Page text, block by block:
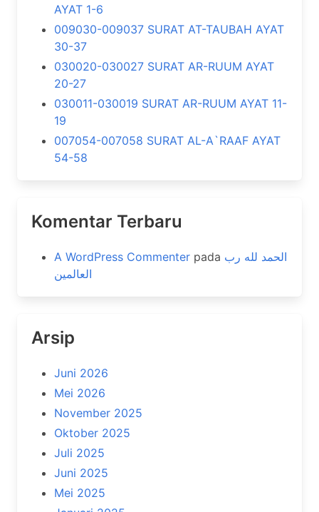
AYAT 1-6
009030-009037 SURAT AT-TAUBAH AYAT
30-37
030020-030027 SURAT AR-RUUM AYAT
20-27
030011-030019 SURAT AR-RUUM AYAT 11-
19
007054-007058 SURAT AL-A`RAAF AYAT
54-58
Komentar Terbaru
A WordPress Commenter pada الحمد لله رب
العالمين
Arsip
Juni 2026
Mei 2026
November 2025
Oktober 2025
Juli 2025
Juni 2025
Mei 2025